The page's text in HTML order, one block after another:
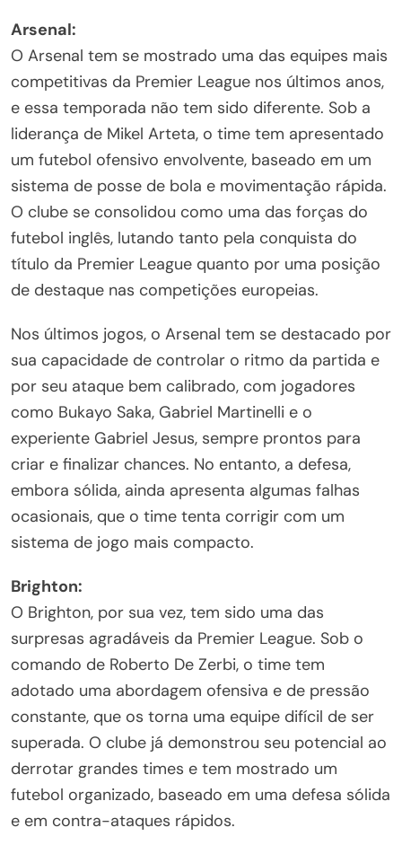
Arsenal:
O Arsenal tem se mostrado uma das equipes mais
competitivas da Premier League nos últimos anos,
e essa temporada não tem sido diferente. Sob a
liderança de Mikel Arteta, o time tem apresentado
um futebol ofensivo envolvente, baseado em um
sistema de posse de bola e movimentação rápida.
O clube se consolidou como uma das forças do
futebol inglês, lutando tanto pela conquista do
título da Premier League quanto por uma posição
de destaque nas competições europeias.
Nos últimos jogos, o Arsenal tem se destacado por
sua capacidade de controlar o ritmo da partida e
por seu ataque bem calibrado, com jogadores
como Bukayo Saka, Gabriel Martinelli e o
experiente Gabriel Jesus, sempre prontos para
criar e finalizar chances. No entanto, a defesa,
embora sólida, ainda apresenta algumas falhas
ocasionais, que o time tenta corrigir com um
sistema de jogo mais compacto.
Brighton:
O Brighton, por sua vez, tem sido uma das
surpresas agradáveis da Premier League. Sob o
comando de Roberto De Zerbi, o time tem
adotado uma abordagem ofensiva e de pressão
constante, que os torna uma equipe difícil de ser
superada. O clube já demonstrou seu potencial ao
derrotar grandes times e tem mostrado um
futebol organizado, baseado em uma defesa sólida
e em contra-ataques rápidos.